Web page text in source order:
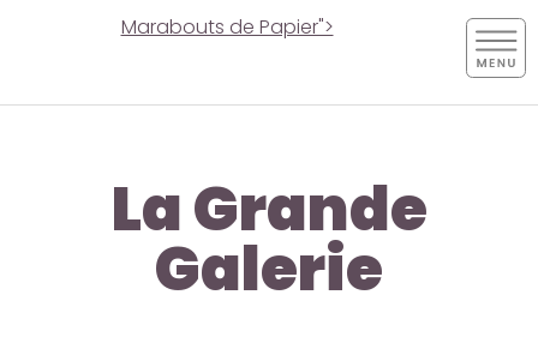
Marabouts de Papier">
La Grande
Galerie